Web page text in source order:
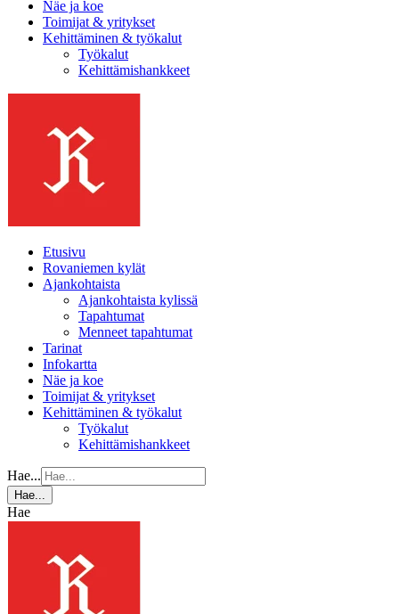
Näe ja koe
Toimijat & yritykset
Kehittäminen & työkalut
Työkalut
Kehittämishankkeet
Etusivu
Rovaniemen kylät
Ajankohtaista
Ajankohtaista kylissä
Tapahtumat
Menneet tapahtumat
Tarinat
Infokartta
Näe ja koe
Toimijat & yritykset
Kehittäminen & työkalut
Työkalut
Kehittämishankkeet
Hae...
Hae...
Hae